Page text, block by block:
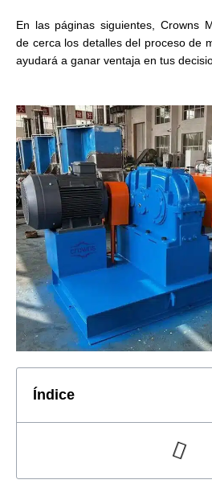
En las páginas siguientes, Crowns
de cerca los detalles del proceso de
ayudará a ganar ventaja en tus
Índice